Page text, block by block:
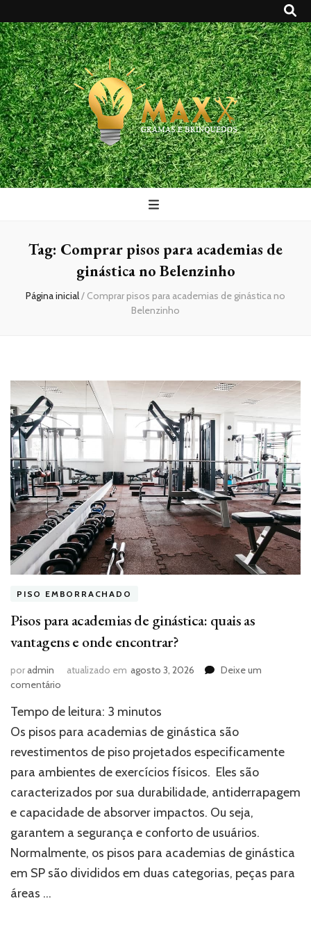
Maxx Gramas
Blog
Tag: Comprar pisos para academias de
ginástica no Belenzinho
Página inicial/ Comprar pisos para academias de ginástica no
Belenzinho
PISO EMBORRACHADO
Pisos para academias de ginástica: quais as
vantagens e onde encontrar?
poradmin atualizado em agosto 3, 2026
Deixe um
comentário
para
academias
de
ginástica:
quais
vantagens
e
onde
Tempo de leitura: 3 minutos
Os pisos para academias de ginástica são
revestimentos de piso projetados especificamente
para ambientes de exercícios físicos. Eles são
caracterizados por sua durabilidade, antiderrapagem
e capacidade de absorver impactos. Ou seja,
garantem a segurança e conforto de usuários.
Normalmente, os pisos para academias de ginástica
em SP são divididos em duas categorias, peças para
áreas …